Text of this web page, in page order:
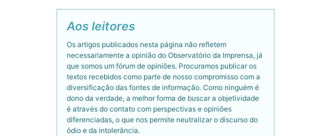
Aos leitores
Os artigos publicados nesta página não refletem
necessariamente a opinião do Observatório da Imprensa, já
que somos um fórum de opiniões. Procuramos publicar os
textos recebidos como parte de nosso compromisso com a
diversificação das fontes de informação. Como ninguém é
dono da verdade, a melhor forma de buscar a objetividade
é através do contato com perspectivas e opiniões
diferenciadas, o que nos permite neutralizar o discurso do
ódio e da intolerância.